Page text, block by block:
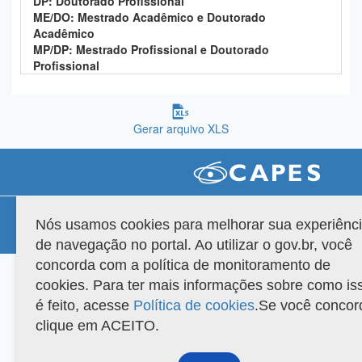
PlanaltoME/DO: Mestrado Acadêmico e Doutorado
Acadêmico
MP/DP: Mestrado Profissional e Doutorado
Profissional
Gerar arquivo XLS
Versão do sistema: 3.88.9 Copyright 2022 Capes. Todos os direitos reservados.
Nós usamos cookies para melhorar sua
de navegação no portal. Ao utilizar o gov.br, você
concorda com a política de monitoramento de
cookies. Para ter mais informações sobre como
é feito, acesse Política de cookies.Se você
clique em ACEITO.